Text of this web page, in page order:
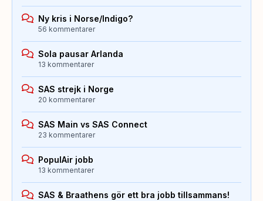
Ny kris i Norse/Indigo?
56 kommentarer
Sola pausar Arlanda
13 kommentarer
SAS strejk i Norge
20 kommentarer
SAS Main vs SAS Connect
23 kommentarer
PopulAir jobb
13 kommentarer
SAS & Braathens gör ett bra jobb tillsammans!